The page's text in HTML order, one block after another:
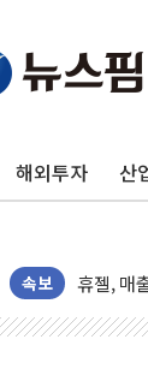
해외투자 산
속보
[뉴스핌
인천공